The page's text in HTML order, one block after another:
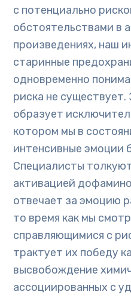
с потенциально
обстоятельствами в
произведениях, наш
старинные
одновременно
риска не
образует
котором мы в
интенсивные эмоции
Специалисты
активацией
отвечает за эмоцию
то время как мы
справляющимися с
трактует их победу
высвобождение
ассоциированных с